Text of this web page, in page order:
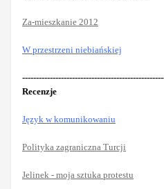
Za-mieszkanie 2012
W przestrzeni niebiańskiej
Recenzje
Język w komunikowaniu
Polityka zagraniczna Turcji
Jelinek - moja sztuka protestu